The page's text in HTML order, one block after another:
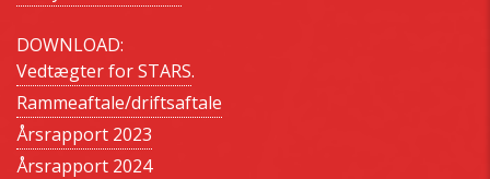
DOWNLOAD:
Vedtægter for STARS.
Rammeaftale/driftsaftale
Årsrapport 2023
Årsrapport 2024